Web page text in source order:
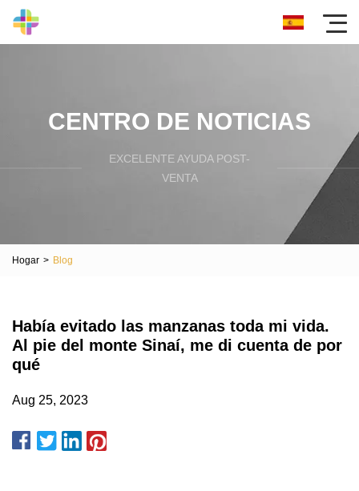
CENTRO DE NOTICIAS
EXCELENTE AYUDA POST-
VENTA
Hogar > Blog
Había evitado las manzanas toda mi vida.
Al pie del monte Sinaí, me di cuenta de por
qué
Aug 25, 2023